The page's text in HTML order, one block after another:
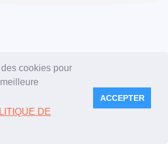
Témoignage vidéo
permet
d'optimiser les
hospitalier d'Arcachon
cookies pour
DE
ACCEPTER